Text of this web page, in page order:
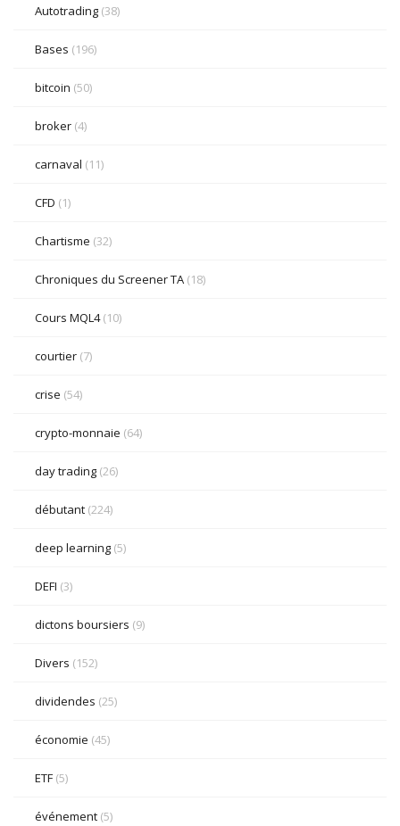
Autotrading (38)
Bases (196)
bitcoin (50)
broker (4)
carnaval (11)
CFD (1)
Chartisme (32)
Chroniques du Screener TA (18)
Cours MQL4(10)
courtier (7)
crise (54)
crypto-monnaie (64)
day trading (26)
débutant (224)
deep learning (5)
DEFI (3)
dictons boursiers (9)
Divers (152)
dividendes (25)
économie (45)
ETF (5)
événement (5)